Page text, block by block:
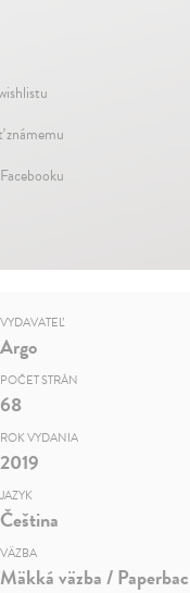
VYDAVATEĽ
Argo
POČET STRÁN
68
ROK VYDANIA
2019
JAZYK
Čeština
VÄZBA
Mäkká väzba /